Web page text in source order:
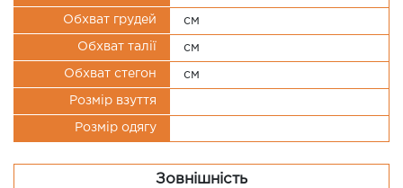
Обхват грудей см
Обхват талії см
Обхват стегон см
Розмір взуття
Розмір одягу
Зовнішність